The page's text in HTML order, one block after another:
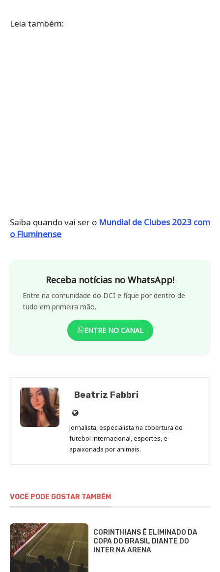
Leia também:
Saiba quando vai ser o Mundial de Clubes 2023 com
o Fluminense
Receba notícias no WhatsApp!
Entre na comunidade do DCI e fique por dentro de
tudo em primeira mão.
ENTRE NO CANAL
Beatriz Fabbri
Site
de
Beatriz
Fabbri
Jornalista, especialista na cobertura de
futebol internacional, esportes, e
apaixonada por animais.
VOCÊ PODE GOSTAR TAMBÉM
CORINTHIANS É ELIMINADO DA
COPA DO BRASIL DIANTE DO
INTER NA ARENA